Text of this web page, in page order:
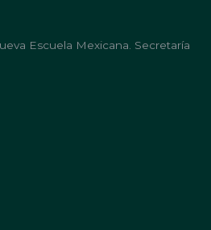
Escuela Mexicana. Secretaría